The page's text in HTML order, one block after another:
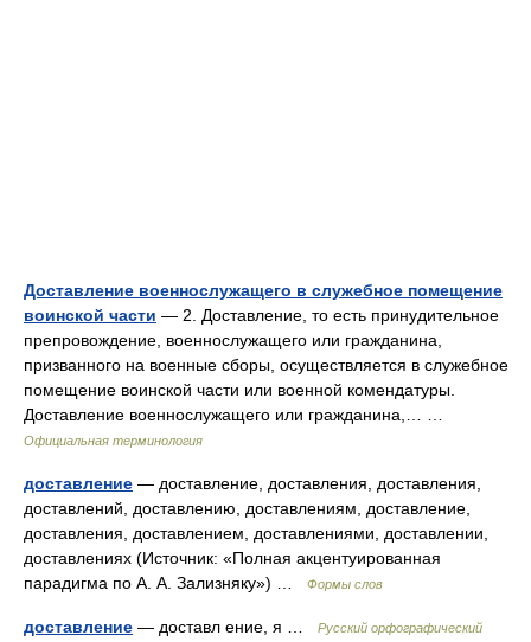
Доставление военнослужащего в служебное помещение
воинской части — 2. Доставление, то есть принудительное
препровождение, военнослужащего или гражданина,
призванного на военные сборы, осуществляется в служебное
помещение воинской части или военной комендатуры.
Доставление военнослужащего или гражданина,… …
Официальная терминология
доставление — доставление, доставления, доставления,
доставлений, доставлению, доставлениям, доставление,
доставления, доставлением, доставлениями, доставлении,
доставлениях (Источник: «Полная акцентуированная
парадигма по А. А. Зализняку») …
Формы слов
доставление — доставл ение, я …
Русский орфографический